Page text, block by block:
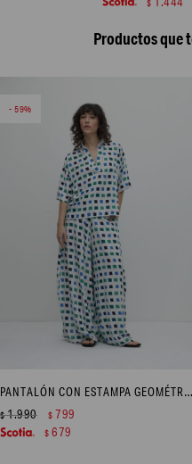
Productos que
59
PANTALÓN CON ESTAMPA GEOMÉTRICA - AZUL REGATA
$1.990 $ 799
$ 679